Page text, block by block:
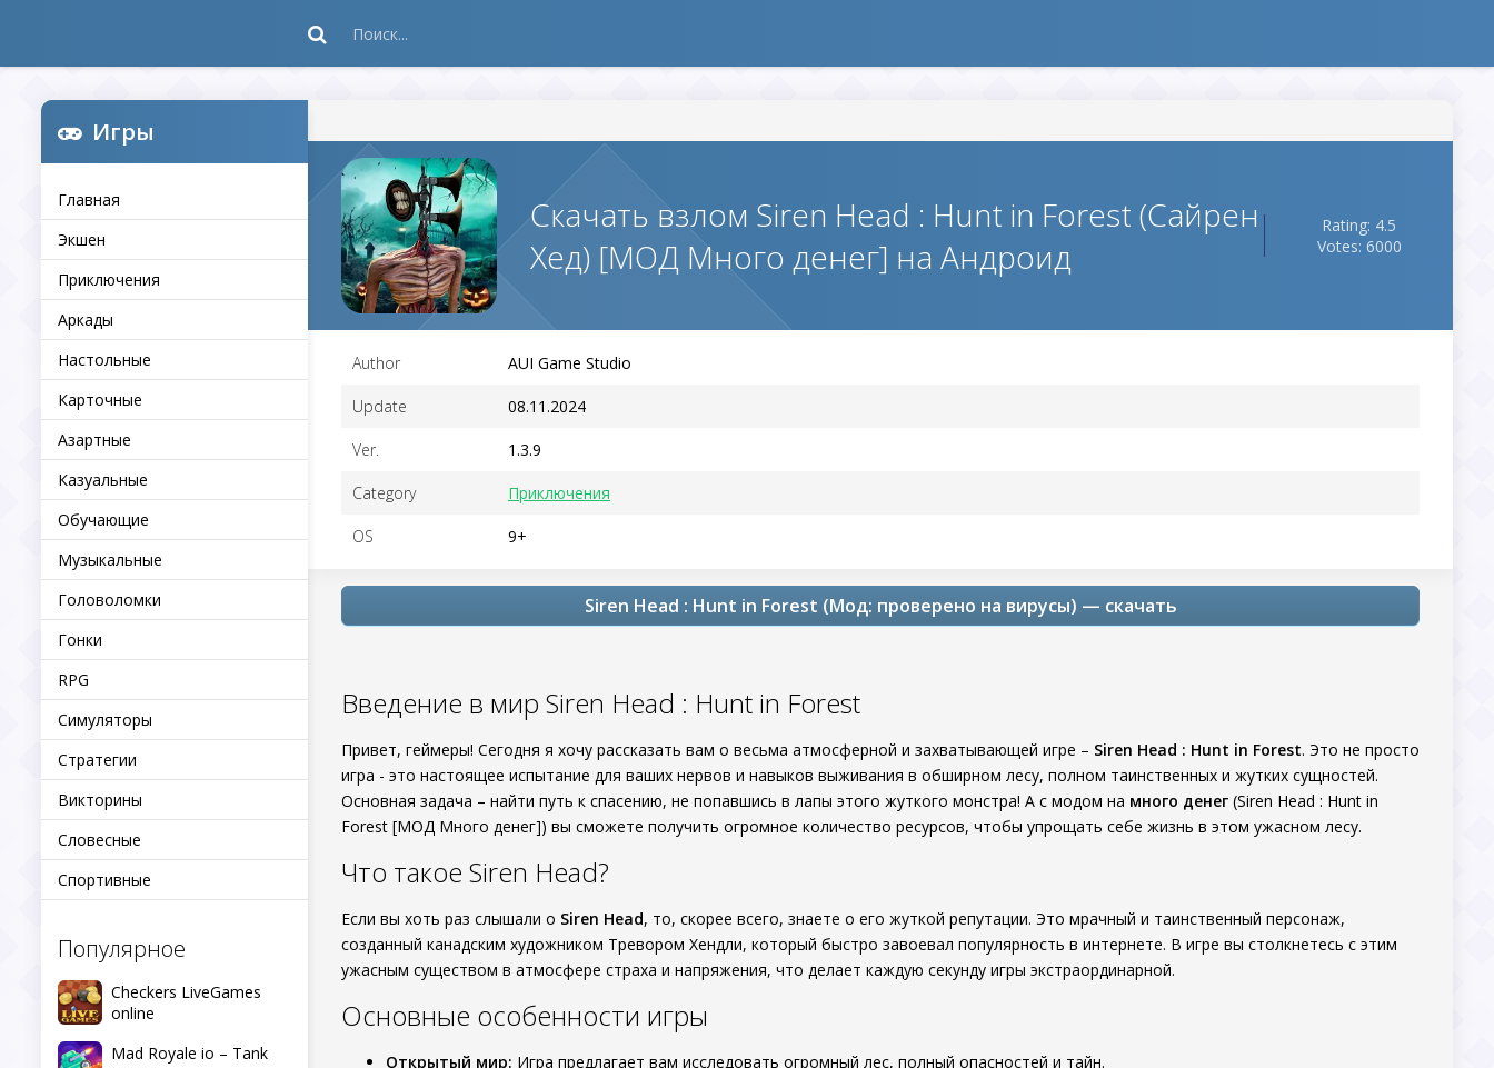
Игры
Главная
Экшен
Приключения
Аркады
Настольные
Карточные
Азартные
Казуальные
Обучающие
Музыкальные
Головоломки
Гонки
RPG
Симуляторы
Стратегии
Викторины
Словесные
Спортивные
Популярное
Checkers LiveGames
online
Mad Royale io – Tank
Скачать взлом Siren Head : Hunt in Forest (Сайрен
Хед) [МОД Много денег] на Андроид
Rating: 4.5
Votes: 6000
Author AUI Game Studio
Update 08.11.2024
Ver. 1.3.9
Category Приключения
OS 9+
Siren Head : Hunt in Forest (Мод: проверено на вирусы) — скачать
Введение в мир Siren Head : Hunt in Forest
Привет, геймеры! Сегодня я хочу рассказать вам о весьма атмосферной и захватывающей игре – Siren Head : Hunt in Forest. Это не просто
игра - это настоящее испытание для ваших нервов и навыков выживания в обширном лесу, полном таинственных и жутких сущностей.
Основная задача – найти путь к спасению, не попавшись в лапы этого жуткого монстра! А с модом на много денег (Siren Head : Hunt in
Forest [МОД Много денег]) вы сможете получить огромное количество ресурсов, чтобы упрощать себе жизнь в этом ужасном лесу.
Что такое Siren Head?
Если вы хоть раз слышали о Siren Head, то, скорее всего, знаете о его жуткой репутации. Это мрачный и таинственный персонаж,
созданный канадским художником Тревором Хендли, который быстро завоевал популярность в интернете. В игре вы столкнетесь с этим
ужасным существом в атмосфере страха и напряжения, что делает каждую секунду игры экстраординарной.
Основные особенности игры
Открытый мир: Игра предлагает вам исследовать огромный лес, полный опасностей и тайн.